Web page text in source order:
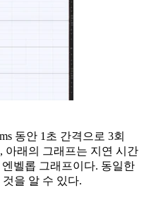
동안 1초 간격으로 3회
아래의 그래프는 지연 시간
엔벨롭 그래프이다. 동일한
을 알 수 있다.